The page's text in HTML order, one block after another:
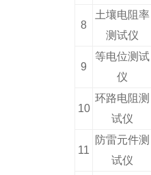
8
土壤电阻率
测试仪
9
等电位测试
仪
10
环路电阻测
试仪
11
防雷元件测
试仪